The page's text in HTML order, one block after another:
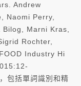
Andrew
Naomi Perry,
Bilog, Marni Kras,
Rochter,
Industry Hi
包括單詞識別和精